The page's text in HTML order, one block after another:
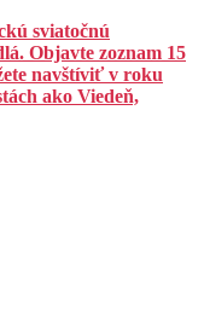
sviatočnú
Objavte zoznam 15
navštíviť v roku
ako Viedeň,